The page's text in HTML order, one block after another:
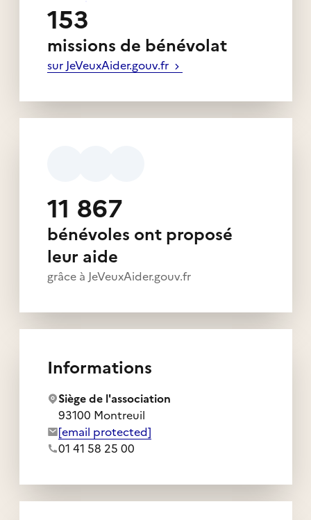
153
missions de bénévolat
sur JeVeuxAider.gouv.fr
11 867
bénévoles ont proposé
leur aide
grâce à JeVeuxAider.gouv.fr
Informations
Siège de l'association
93100 Montreuil
Adresse e-mail de l'association :
[email protected]
Numéro de téléphone de l'association :
01 41 58 25 00